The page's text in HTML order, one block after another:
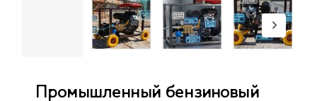
Промышленный бензиновый